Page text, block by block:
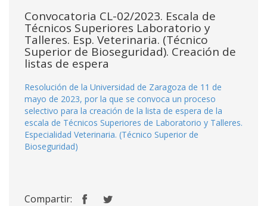
Convocatoria CL-02/2023. Escala de
Técnicos Superiores Laboratorio y
Talleres. Esp. Veterinaria. (Técnico
Superior de Bioseguridad). Creación de
listas de espera
Resolución de la Universidad de Zaragoza de 11 de
mayo de 2023, por la que se convoca un proceso
selectivo para la creación de la lista de espera de la
escala de Técnicos Superiores de Laboratorio y Talleres.
Especialidad Veterinaria. (Técnico Superior de
Bioseguridad)
Compartir: